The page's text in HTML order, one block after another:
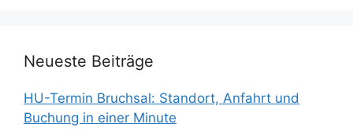
Neueste Beiträge
HU-Termin Bruchsal: Standort, Anfahrt und
Buchung in einer Minute